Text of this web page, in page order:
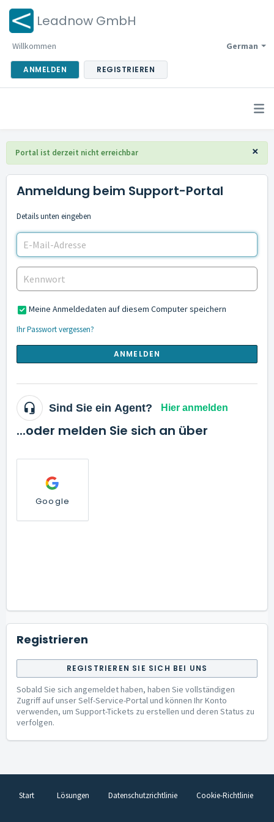
Leadnow GmbH
German
Willkommen
ANMELDEN REGISTRIEREN
×
Portal ist derzeit nicht erreichbar
Anmeldung beim Support-Portal
Details unten eingeben
Meine Anmeldedaten auf diesem Computer speichern
Ihr Passwort vergessen?
ANMELDEN
Sind Sie ein Agent? Hier anmelden
...oder melden Sie sich an über
Google
Registrieren
REGISTRIEREN SIE SICH BEI UNS
Sobald Sie sich angemeldet haben, haben Sie vollständigen
Zugriff auf unser Self-Service-Portal und können Ihr Konto
verwenden, um Support-Tickets zu erstellen und deren Status zu
verfolgen.
Start Lösungen Datenschutzrichtlinie Cookie-Richtlinie